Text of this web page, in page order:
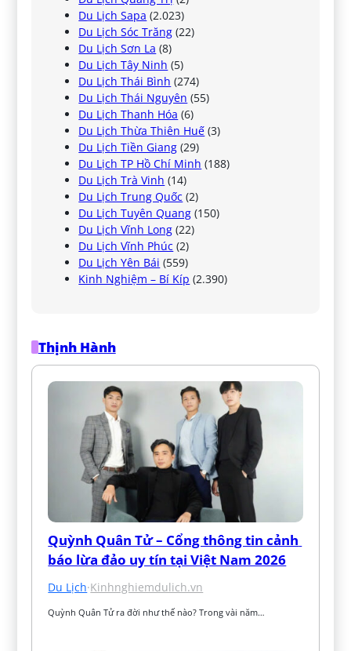
Du Lịch Sapa (2.023)
Du Lịch Sóc Trăng (22)
Du Lịch Sơn La (8)
Du Lịch Tây Ninh (5)
Du Lịch Thái Bình (274)
Du Lịch Thái Nguyên (55)
Du Lịch Thanh Hóa (6)
Du Lịch Thừa Thiên Huế (3)
Du Lịch Tiền Giang (29)
Du Lịch TP Hồ Chí Minh (188)
Du Lịch Trà Vinh (14)
Du Lịch Trung Quốc (2)
Du Lịch Tuyên Quang (150)
Du Lịch Vĩnh Long (22)
Du Lịch Vĩnh Phúc (2)
Du Lịch Yên Bái (559)
Kinh Nghiệm – Bí Kíp (2.390)
Thịnh Hành
Quỳnh Quân Tử – Cổng thông tin cảnh
báo lừa đảo uy tín tại Việt Nam 2026
Du Lịch·Kinhnghiemdulich.vn
Quỳnh Quân Tử ra đời như thế nào? Trong vài năm…